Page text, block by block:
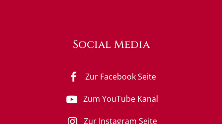
Social Media
Zur Facebook Seite
Zum YouTube Kanal
Zur Instagram Seite